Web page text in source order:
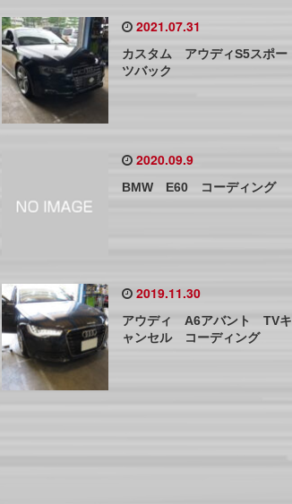
2021.07.31
カスタム アウディS5スポー
ツバック
2020.09.9
BMW E60 コーディング
2019.11.30
アウディ A6アバント TVキ
ャンセル コーディング